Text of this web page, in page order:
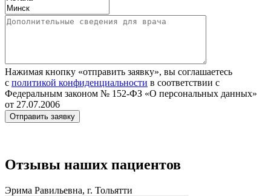
Нажимая кнопку «отправить заявку», вы соглашаетесь
с политикой конфиденциальности в соответствии с
Федеральным законом № 152‑ФЗ «О персональных данных»
от 27.07.2006
Отзывы наших пациентов
Эрима Равильевна, г. Тольятти